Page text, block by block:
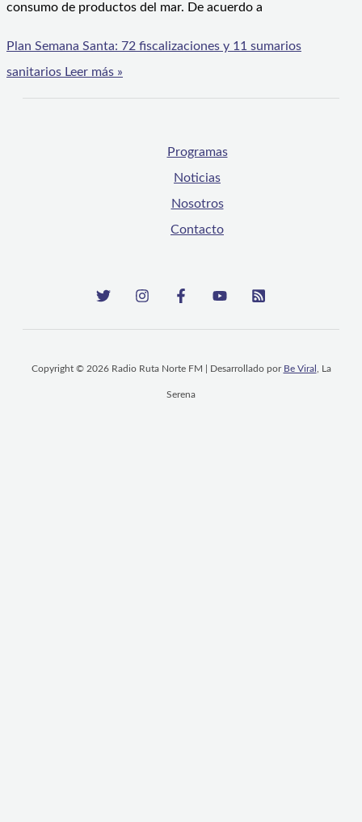
consumo de productos del mar. De acuerdo a
Plan Semana Santa: 72 fiscalizaciones y 11 sumarios
sanitarios Leer más »
Programas
Noticias
Nosotros
Contacto
Copyright © 2026 Radio Ruta Norte FM | Desarrollado por Be Viral , La
Serena